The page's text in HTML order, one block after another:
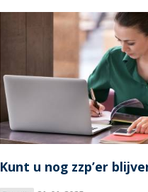
Kunt u nog zzp’er